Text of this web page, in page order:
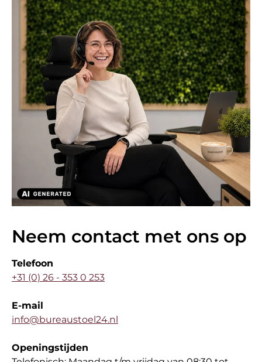
Neem contact met ons op
Telefoon
+31 (0) 26 - 353 0 253
E-mail
info@bureaustoel24.nl
Openingstijden